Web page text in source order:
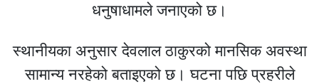
धनुषाधामले जनाएको छ।
स्थानीयका अनुसार देवलाल ठाकुरको मानसिक अवस्था
सामान्य नरहेको बताइएको छ। घटना पछि प्रहरीले